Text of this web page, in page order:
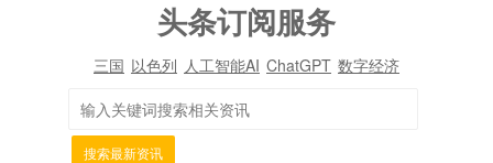
头条订阅服务
三国 以色列 人工智能AI ChatGPT 数字经济
搜索最新资讯